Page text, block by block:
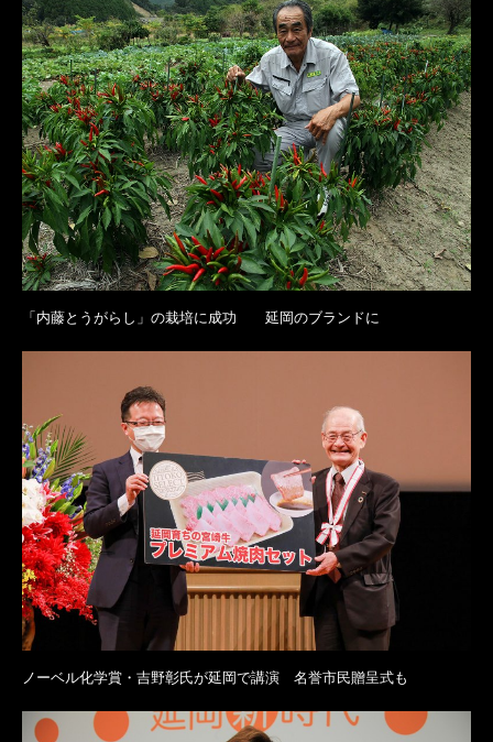
「内藤とうがらし」の栽培に成功 延岡のブランドに
ノーベル化学賞・吉野彰氏が延岡で講演 名誉市民贈呈式も